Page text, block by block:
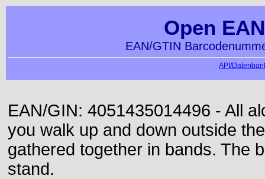
Open
EAN/GTIN
API/
EAN/GIN: 4051435014496 - All
you walk up and down outside
gathered together in bands. The
stand.